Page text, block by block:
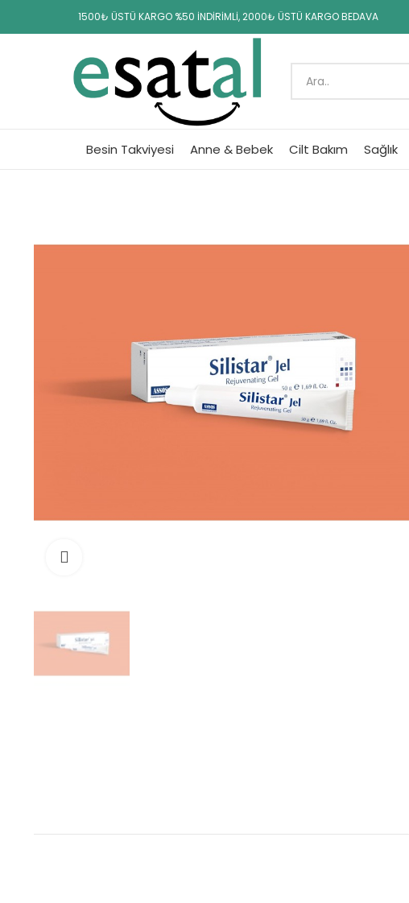
1500₺ ÜSTÜ KARGO %50 İNDİRİMLİ, 2000₺ ÜSTÜ KARGO BEDAVA
Besin Takviyesi Anne & Bebek Cilt Bakım Sağlık